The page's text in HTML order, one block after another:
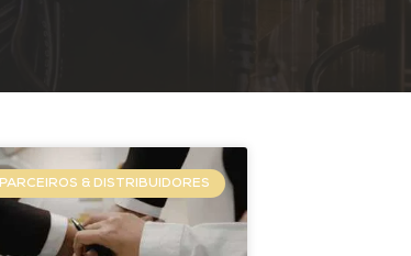
PARCEIROS & DISTRIBUIDORES